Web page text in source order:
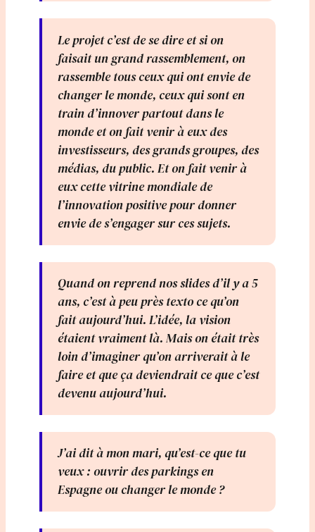
Le projet c’est de se dire et si on
faisait un grand rassemblement, on
rassemble tous ceux qui ont envie de
changer le monde, ceux qui sont en
train d’innover partout dans le
monde et on fait venir à eux des
investisseurs, des grands groupes, des
médias, du public. Et on fait venir à
eux cette vitrine mondiale de
l’innovation positive pour donner
envie de s’engager sur ces sujets.
Quand on reprend nos slides d’il y a 5
ans, c’est à peu près texto ce qu’on
fait aujourd’hui. L’idée, la vision
étaient vraiment là. Mais on était très
loin d’imaginer qu’on arriverait à le
faire et que ça deviendrait ce que c’est
devenu aujourd’hui.
J’ai dit à mon mari, qu’est-ce que tu
veux : ouvrir des parkings en
Espagne ou changer le monde ?